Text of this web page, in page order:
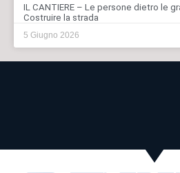
IL CANTIERE – Le persone dietro le
Costruire la strada
5 Giugno 2026